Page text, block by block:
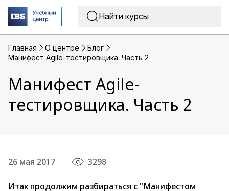
Главная O центре
Блог
Манифест Agile-тестировщика. Часть 2
Манифест Agile-
тестировщика. Часть 2
26 мая 2017 3298
Итак продолжим разбираться с "Манифестом